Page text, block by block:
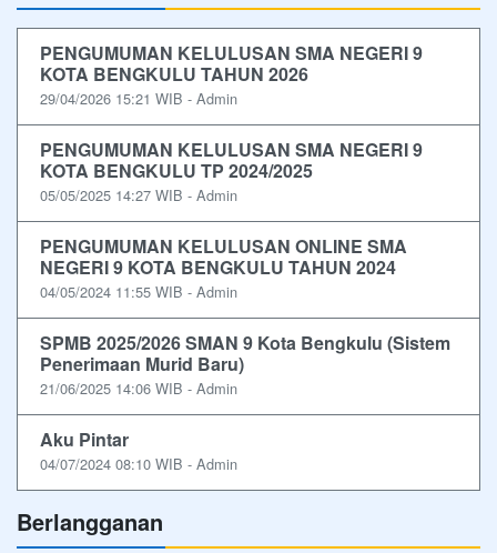
PENGUMUMAN KELULUSAN SMA NEGERI 9
KOTA BENGKULU TAHUN 2026
29/04/2026 15:21 WIB - Admin
PENGUMUMAN KELULUSAN SMA NEGERI 9
KOTA BENGKULU TP 2024/2025
05/05/2025 14:27 WIB - Admin
PENGUMUMAN KELULUSAN ONLINE SMA
NEGERI 9 KOTA BENGKULU TAHUN 2024
04/05/2024 11:55 WIB - Admin
SPMB 2025/2026 SMAN 9 Kota Bengkulu (Sistem
Penerimaan Murid Baru)
21/06/2025 14:06 WIB - Admin
Aku Pintar
04/07/2024 08:10 WIB - Admin
Berlangganan